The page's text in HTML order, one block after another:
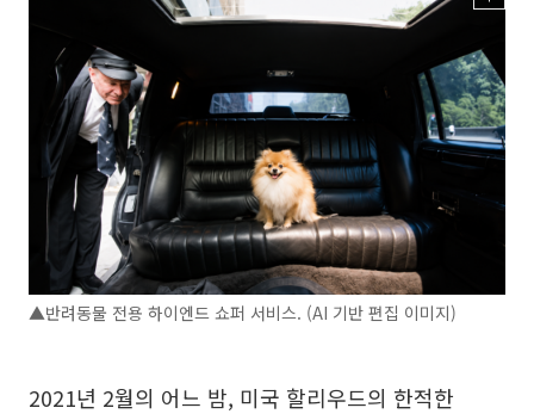
▲반려동물 전용 하이엔드 쇼퍼 서비스. (AI 기반 편집 이미지)
2021년 2월의 어느 밤, 미국 할리우드의 한적한